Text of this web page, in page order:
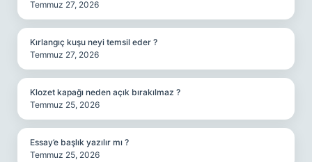
Temmuz 27, 2026
Kırlangıç kuşu neyi temsil eder ?
Temmuz 27, 2026
Klozet kapağı neden açık bırakılmaz ?
Temmuz 25, 2026
Essay’e başlık yazılır mı ?
Temmuz 25, 2026